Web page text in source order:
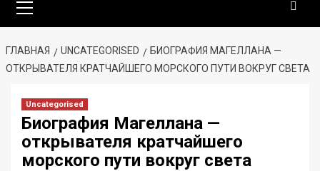
меню
ГЛАВНАЯ UNCATEGORISED
БИОГРАФИЯ МАГЕЛЛАНА —
ОТКРЫВАТЕЛЯ КРАТЧАЙШЕГО МОРСКОГО ПУТИ ВОКРУГ СВЕТА
Uncategorised
Биография Магеллана —
открывателя кратчайшего
морского пути вокруг света